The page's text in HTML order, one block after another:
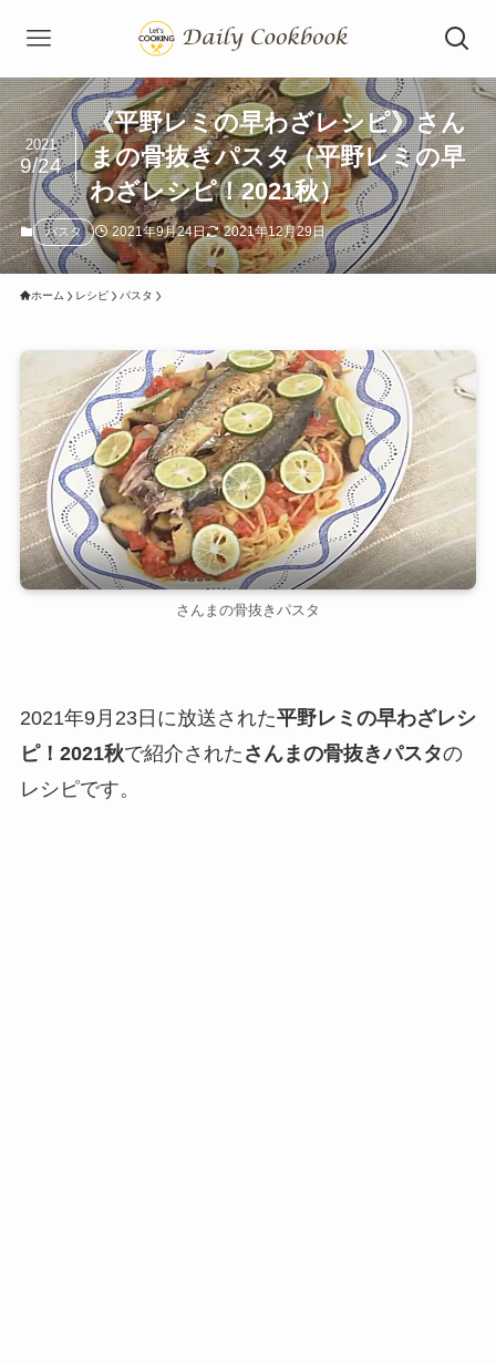
《平野レミの早わざレシピ》さん
まの骨抜きパスタ（平野レミの早
わざレシピ！2021秋）
2021
9/24
パスタ 2021年9月24日 2021年12月29日
ホーム レシピ パスタ
さんまの骨抜きパスタ
2021年9月23日に放送された平野レミの早わざレシ
ピ！2021秋で紹介された さんまの骨抜きパスタの
レシピです。